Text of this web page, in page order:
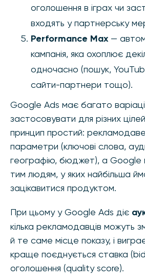
оголошення в іграх чи
входять у партнерську
Performance Max —
кампанія, яка охоплює
одночасно (пошук,
сайти-партнери тощо).
Google Ads має багато
застосовувати для різних
принцип простий:
параметри (ключові слова,
географію, бюджет), а Google
тим людям, у яких найбільша
зацікавитися продуктом.
При цьому у Google Ads діє
кілька рекламодавців можуть
й те саме місце показу, і
краще поєднується ставка (bid)
оголошення (quality score).